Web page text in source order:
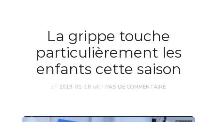
La grippe touche
particulièrement les
enfants cette saison
on 2019-01-10 with PAS DE COMMENTAIRE